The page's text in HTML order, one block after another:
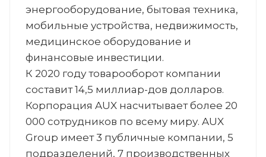
энергооборудование, бытовая техника,
мобильные устройства, недвижимость,
медицинское оборудование и
финансовые инвестиции.
К 2020 году товарооборот компании
составит 14,5 миллиар-дов долларов.
Корпорация AUX насчитывает более 20
000 сотрудников по всему миру. AUX
Group имеет 3 публичные компании, 5
подразделений, 7 производственных